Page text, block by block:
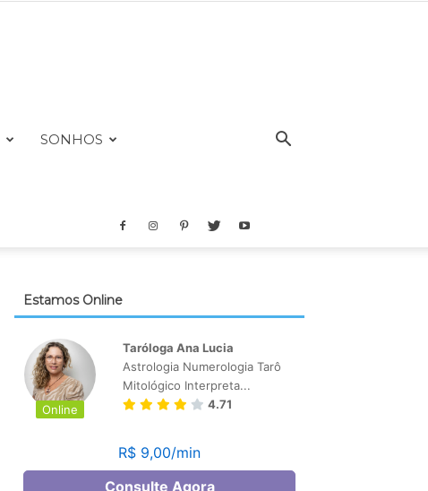
SONHOS
Estamos Online